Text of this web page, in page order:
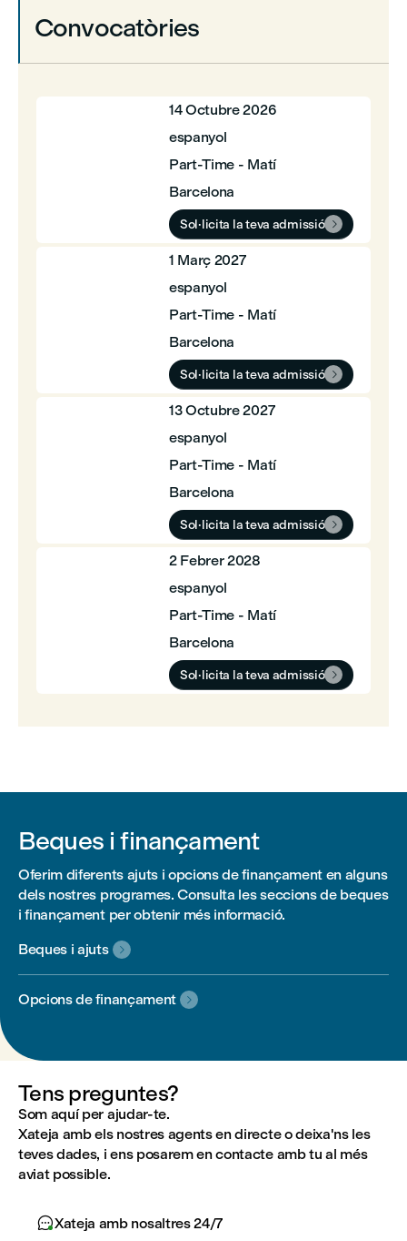
Convocatòries
14 Octubre 2026
espanyol
Part-Time - Matí
Barcelona
Sol·licita la teva admissió 
1 Març 2027
espanyol
Part-Time - Matí
Barcelona
Sol·licita la teva admissió 
13 Octubre 2027
espanyol
Part-Time - Matí
Barcelona
Sol·licita la teva admissió 
2 Febrer 2028
espanyol
Part-Time - Matí
Barcelona
Sol·licita la teva admissió 
Beques i finançament
Oferim diferents ajuts i opcions de finançament en alguns
dels nostres programes. Consulta les seccions de beques
i finançament per obtenir més informació.
Beques i ajuts

Opcions de finançament 
Tens preguntes?
Som aquí per ajudar-te.
Xateja amb els nostres agents en directe o deixa'ns les
teves dades, i ens posarem en contacte amb tu al més
aviat possible.
Xateja amb nosaltres 24/7